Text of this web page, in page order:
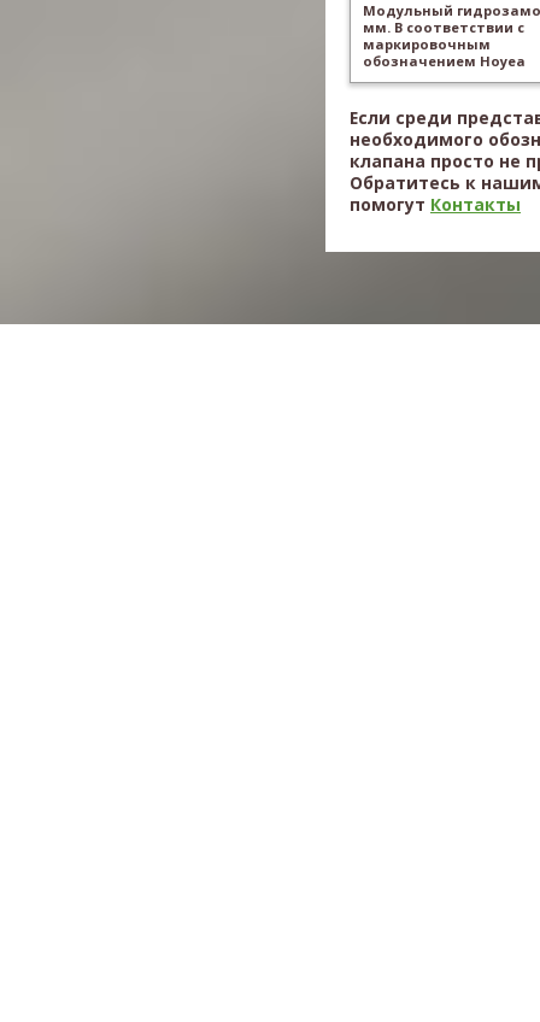
Модульный
мм. В соответствии с
маркировочным
обозначением Hoyea
Если среди
необходимого
клапана просто не
Обратитесь к
помогут Контакты